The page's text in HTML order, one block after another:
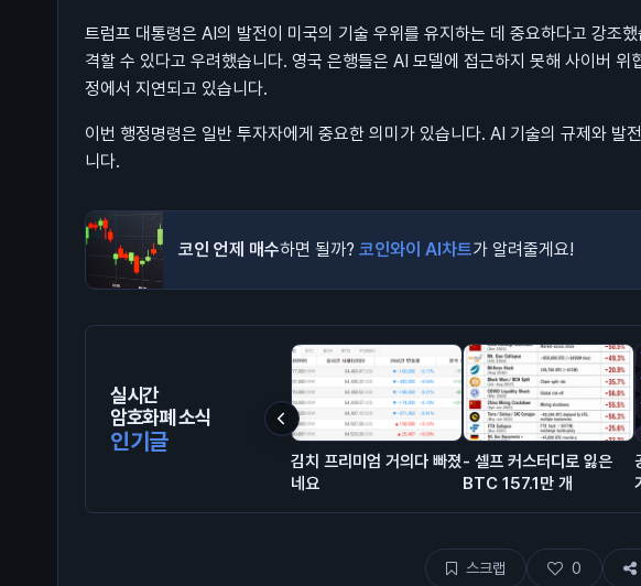
트럼프 대통령은 AI의 발전이 미국의 기술 우위를 유지하는 데 중요하다고 강조
격할 수 있다고 우려했습니다. 영국 은행들은 AI 모델에 접근하지 못해 사이버
정에서 지연되고 있습니다.
이번 행정명령은 일반 투자자에게 중요한 의미가 있습니다. AI 기술의 규제와 발
니다.
코인 언제 매수하면 될까? 코인와이 AI차트가 알려줄게요!
실시간
암호화폐 소식
인기글
김치 프리미엄 거의다 빠졌
네요
- 셀프 커스터디로 잃은
BTC 157.1만 개
스크랩 0